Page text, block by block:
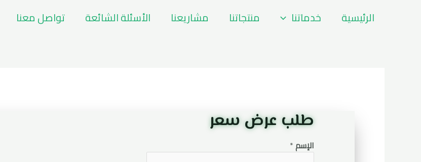
الرئيسية خدماتنا منتجاتنا مشاريعنا الأسئلة الشائعة تواصل معنا
طلب عرض سعر
الإسم*